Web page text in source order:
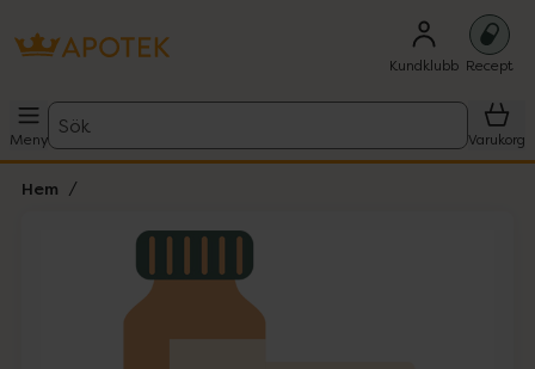
Kundklubb Recept
Meny
Sök
Varukorg
Hem
Lista: . Innehåller 1 objekt.